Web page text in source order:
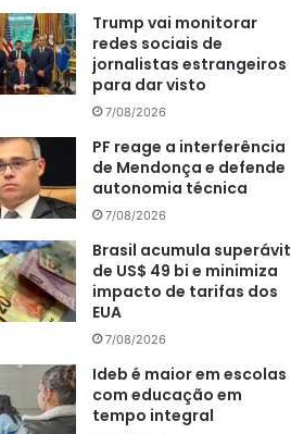
Trump vai monitorar
redes sociais de
jornalistas estrangeiros
para dar visto
7/08/2026
PF reage a interferência
de Mendonça e defende
autonomia técnica
7/08/2026
Brasil acumula superávit
de US$ 49 bi e minimiza
impacto de tarifas dos
EUA
7/08/2026
Ideb é maior em escolas
com educação em
tempo integral